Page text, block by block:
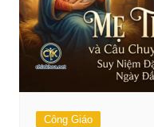
Công Giáo